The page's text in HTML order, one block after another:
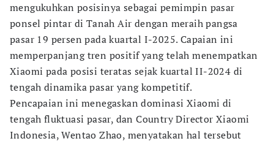
mengukuhkan posisinya sebagai pemimpin pasar
ponsel pintar di Tanah Air dengan meraih pangsa
pasar 19 persen pada kuartal I-2025. Capaian ini
memperpanjang tren positif yang telah menempatkan
Xiaomi pada posisi teratas sejak kuartal II-2024 di
tengah dinamika pasar yang kompetitif.
Pencapaian ini menegaskan dominasi Xiaomi di
tengah fluktuasi pasar, dan Country Director Xiaomi
Indonesia, Wentao Zhao, menyatakan hal tersebut